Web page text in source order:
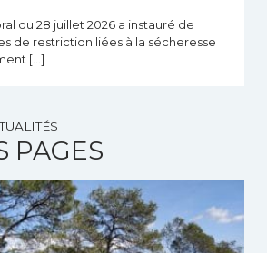
du 28 juillet 2026 a instauré de
de restriction liées à la sécheresse
[…]
PAGES